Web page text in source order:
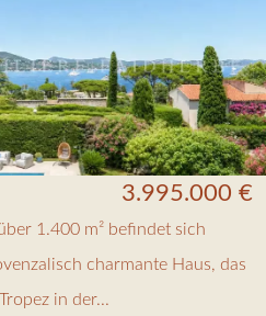
3.995.000 €
1.400 m² befindet sich
charmante Haus, das
in der...